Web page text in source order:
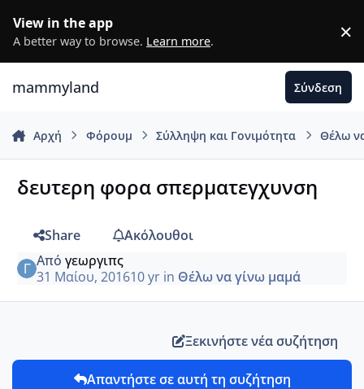
View in the app
A better way to browse. Learn more. ×
mammyland Σύνδεση
Αρχή Φόρουμ Σύλληψη και Γονιμότητα Θέλω
δευτερη φορα σπερματεγχυνση
Share
Ακόλουθοι
Από γεωργιπς
31 Μαίου, 201610 yrin Θέλω να γίνω μαμά
Ξεκινήστε νέα συζήτηση
Απαντήστε σε αυτή τη συζήτηση